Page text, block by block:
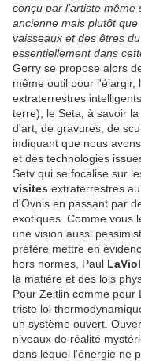
conçu par l'artiste
ancienne mais plutôt
vaisseaux et des êtres
essentiellement dans
Gerry se propose alors
même outil pour l'élargir,
extraterrestres
terre), le Seta, à savoir
d'art, de gravures, de
indiquant que nous
et des technologies
Setv qui se focalise sur
visites extraterrestres
d'Ovnis en passant par
exotiques. Comme vous
une vision aussi
préfère mettre en
hors normes, Paul
la matière et des lois
Pour Zeitlin comme pour
triste loi
un système ouvert.
niveaux de réalité
dans lequel l'énergie ne